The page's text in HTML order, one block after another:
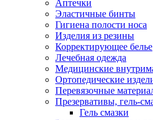
Аптечки
Эластичные бинты
Гигиена полости носа
Изделия из резины
Корректирующее белье
Лечебная одежда
Медицинские
Ортопедические
Перевязочные
Презервативы, гель-
Гель смазки